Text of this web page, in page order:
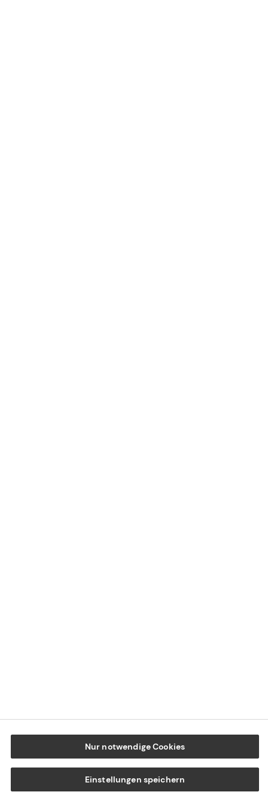
Nur notwendige Cookies
Einstellungen speichern